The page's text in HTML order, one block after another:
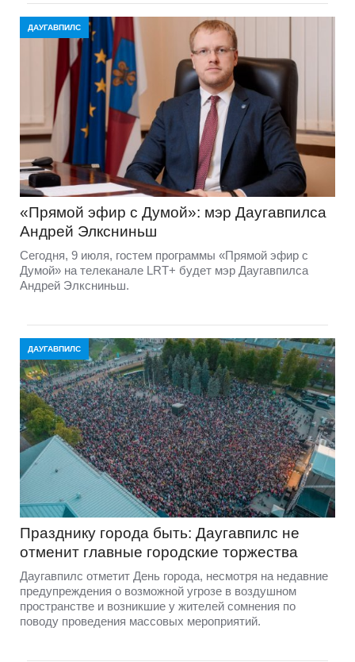
ДАУГАВПИЛС
«Прямой эфир с Думой»: мэр Даугавпилса
Андрей Элксниньш
Сегодня, 9 июля, гостем программы «Прямой эфир с
Думой» на телеканале LRT+ будет мэр Даугавпилса
Андрей Элксниньш.
ДАУГАВПИЛС
Празднику города быть: Даугавпилс не
отменит главные городские торжества
Даугавпилс отметит День города, несмотря на недавние
предупреждения о возможной угрозе в воздушном
пространстве и возникшие у жителей сомнения по
поводу проведения массовых мероприятий.